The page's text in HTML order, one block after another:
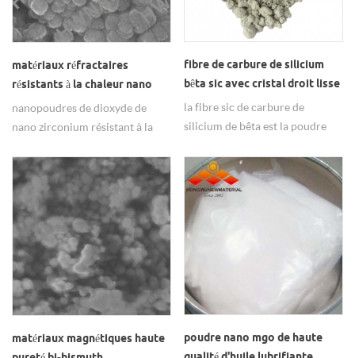
matériaux réfractaires
résistants à la chaleur nano
nanopoudres de dioxyde de
zirconium
nanopoudres de dioxyde de
nano zirconium résistant à la
dans les matériaux réfractaires.
fibre de carbure de silicium
bêta sic avec cristal droit lisse
la fibre sic de carbure de
silicium de bêta est la poudre
avec le cristal droit lisse.
matériaux magnétiques haute
poudre nano mgo de haute